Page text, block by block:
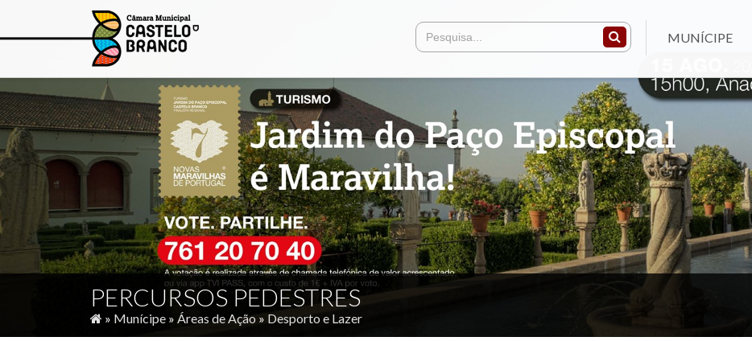
MUNÍCIPE
PERCURSOS PEDESTRES
» Munícipe » Áreas de Ação » Desporto e Lazer